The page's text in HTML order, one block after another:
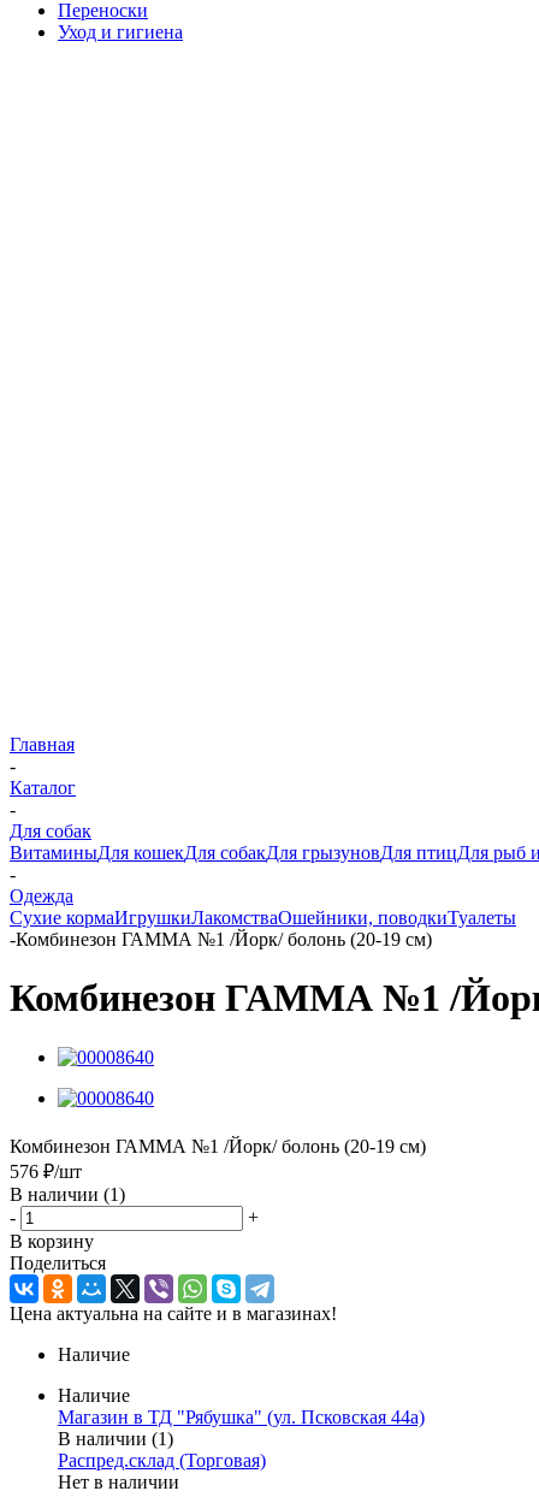
Переноски
Уход и гигиена
Главная
-
Каталог
-
Для собак
ВитаминыДля кошекДля собакДля грызуновДля птицДля рыб
-
Одежда
Сухие кормаИгрушкиЛакомстваОшейники, поводкиТуалеты
-Комбинезон ГАММА №1 /Йорк/ болонь (20-19 см)
Комбинезон ГАММА №1 /
Комбинезон ГАММА №1 /Йорк/ болонь (20-19 см)
576 ₽/шт
В наличии (1)
-
+
В корзину
Поделиться
Цена актуальна на сайте и в магазинах!
Наличие
Наличие
Магазин в ТД "Рябушка" (ул. Псковская 44а)
В наличии (1)
Распред.склад (Торговая)
Нет в наличии